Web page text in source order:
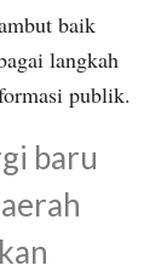
baik
langkah
publik.
baru